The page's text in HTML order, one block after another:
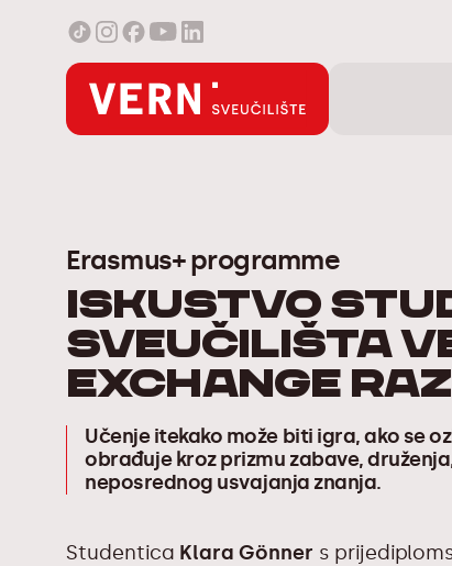
Erasmus+ programme
Iskustvo
Sveučilišta
Exchange
Učenje itekako može biti igra, ako se
obrađuje kroz prizmu zabave,
neposrednog usvajanja znanja.
Studentica Klara Gönner s